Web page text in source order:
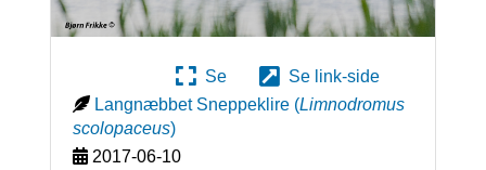
Se
Se link-side
Langnæbbet Sneppeklire (Limnodromus
scolopaceus)
2017-06-10